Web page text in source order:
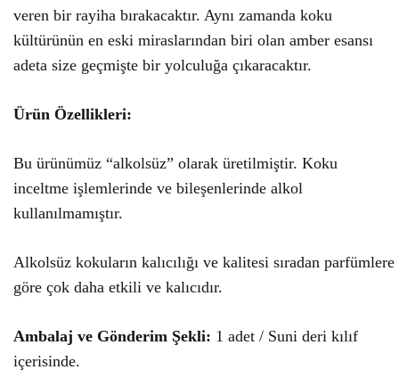
veren bir rayiha bırakacaktır. Aynı zamanda koku
kültürünün en eski miraslarından biri olan amber esansı
adeta size geçmişte bir yolculuğa çıkaracaktır.
Ürün Özellikleri:
Bu ürünümüz “alkolsüz” olarak üretilmiştir. Koku
inceltme işlemlerinde ve bileşenlerinde alkol
kullanılmamıştır.
Alkolsüz kokuların kalıcılığı ve kalitesi sıradan parfümlere
göre çok daha etkili ve kalıcıdır.
Ambalaj ve Gönderim Şekli: 1 adet / Suni deri kılıf
içerisinde.